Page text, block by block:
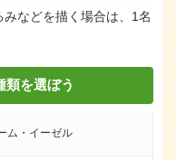
などを描く場合は、1名
類を選ぼう
ム・イーゼル